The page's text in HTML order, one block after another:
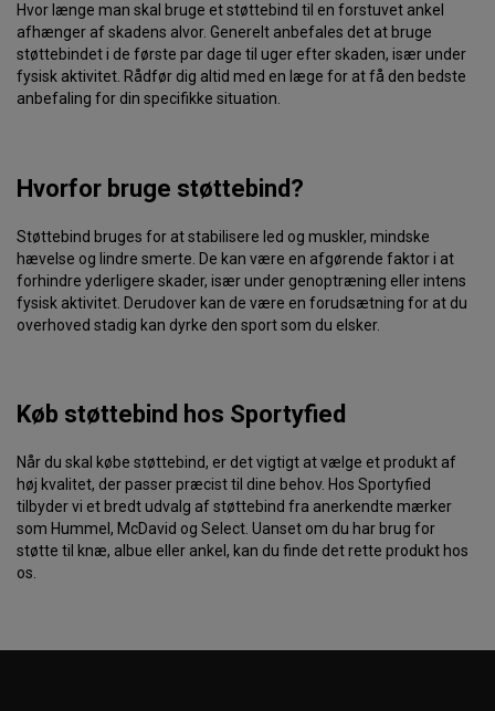
Hvor længe man skal bruge et støttebind til en forstuvet ankel
afhænger af skadens alvor. Generelt anbefales det at bruge
støttebindet i de første par dage til uger efter skaden, især under
fysisk aktivitet. Rådfør dig altid med en læge for at få den bedste
anbefaling for din specifikke situation.
Hvorfor bruge støttebind?
Støttebind bruges for at stabilisere led og muskler, mindske
hævelse og lindre smerte. De kan være en afgørende faktor i at
forhindre yderligere skader, især under genoptræning eller intens
fysisk aktivitet. Derudover kan de være en forudsætning for at du
overhoved stadig kan dyrke den sport som du elsker.
Køb støttebind hos Sportyfied
Når du skal købe støttebind, er det vigtigt at vælge et produkt af
høj kvalitet, der passer præcist til dine behov. Hos Sportyfied
tilbyder vi et bredt udvalg af støttebind fra anerkendte mærker
som Hummel, McDavid og Select. Uanset om du har brug for
støtte til knæ, albue eller ankel, kan du finde det rette produkt hos
os.